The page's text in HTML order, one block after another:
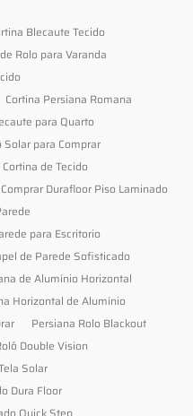
Blecaute Tecido
Rolo para Varanda
Cortina Persiana Romana
para Quarto
Solar para Comprar
de Tecido
Durafloor Piso Laminado
para Escritorio
de Parede Sofisticado
de Alumínio Horizontal
Horizontal de Alumínio
Persiana Rolo Blackout
Double Vision
Solar
Dura Floor